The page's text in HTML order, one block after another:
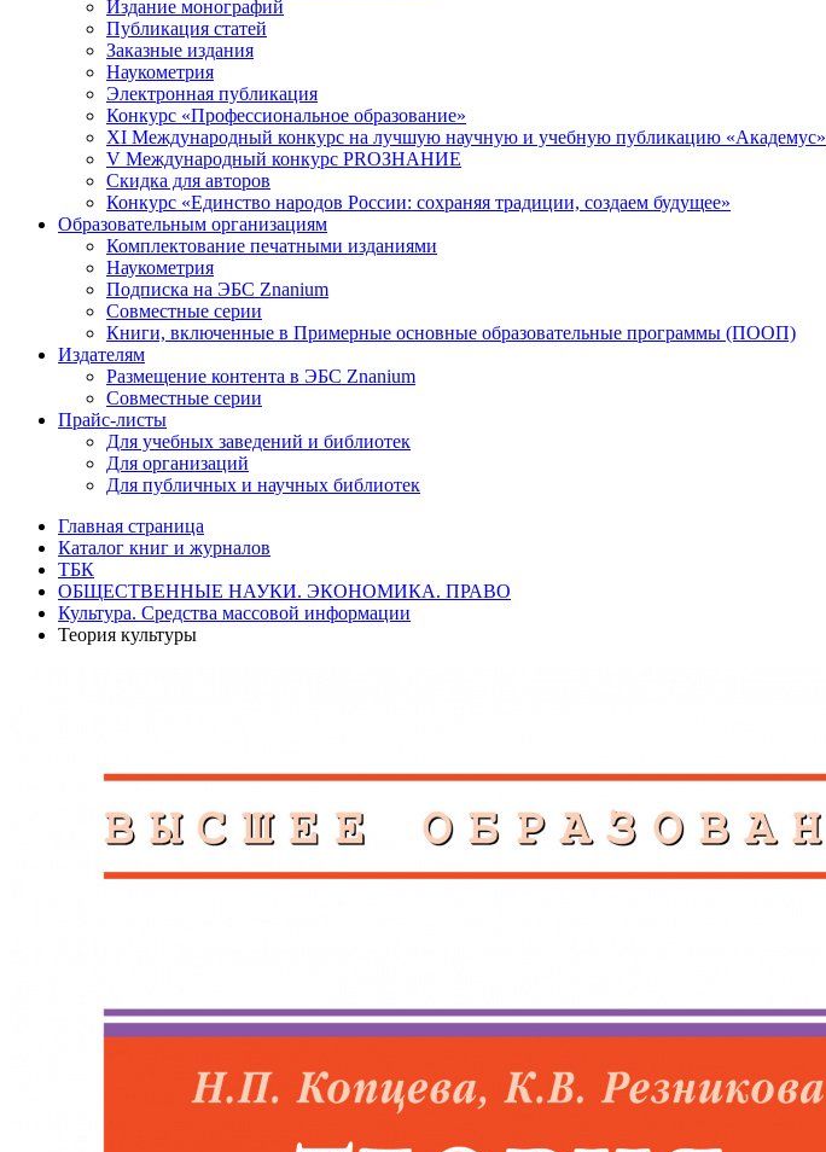
Издание монографий
Публикация статей
Заказные издания
Наукометрия
Электронная публикация
Конкурс «Профессиональное образование»
XI Международный конкурс на лучшую научную и учебную публикацию «Академус»
V Международный конкурс PROЗНАНИЕ
Скидка для авторов
Конкурс «Единство народов России: сохраняя традиции, создаем будущее»
Образовательным организациям
Комплектование печатными изданиями
Наукометрия
Подписка на ЭБС Znanium
Совместные серии
Книги, включенные в Примерные основные образовательные программы (ПООП)
Издателям
Размещение контента в ЭБС Znanium
Совместные серии
Прайс-листы
Для учебных заведений и библиотек
Для организаций
Для публичных и научных библиотек
Главная страница
Каталог книг и журналов
ТБК
ОБЩЕСТВЕННЫЕ НАУКИ. ЭКОНОМИКА. ПРАВО
Культура. Средства массовой информации
Теория культуры